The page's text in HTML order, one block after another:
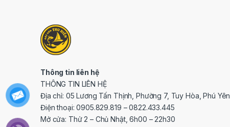
Thông tin liên hệ
THÔNG TIN LIÊN HỆ
Địa chỉ: 05 Lương Tấn Thịnh, Phường 7, Tuy Hòa, Phú Yên
Điện thoại: 0905.829.819 – 0822.433.445
Mở cửa: Thử 2 – Chủ Nhật, 6h00 – 22h30